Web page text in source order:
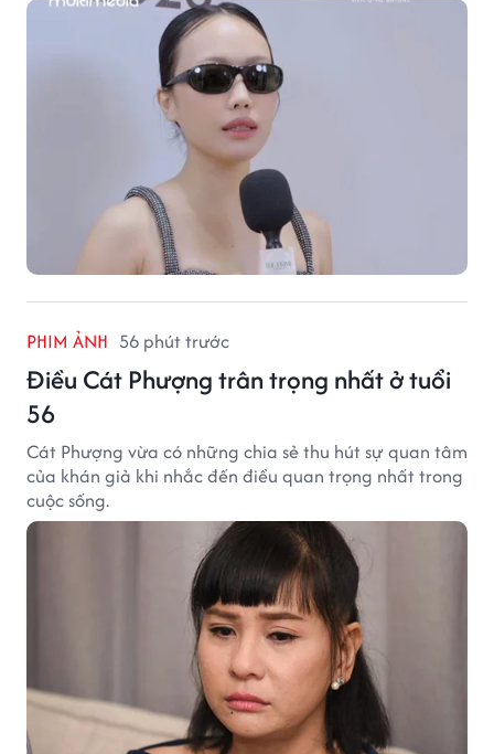
PHIM ẢNH 56 phút trước
Điều Cát Phượng trân trọng nhất ở tuổi
56
Cát Phượng vừa có những chia sẻ thu hút sự quan tâm
của khán giả khi nhắc đến điều quan trọng nhất trong
cuộc sống.